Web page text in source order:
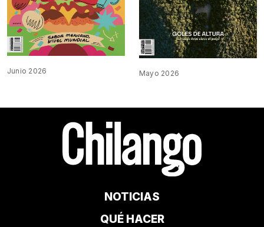
Junio 2026 Mayo 2026
NOTICIAS
QUÉ HACER